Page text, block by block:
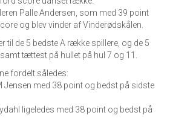
Palle Andersen, som med 39 point
og blev vinder af Vinderødskålen.
til de 5 bedste A række spillere, og de 5
tættest på hullet på hul 7 og 11.
fordelt således:
Jensen med 38 point og bedst på sidste
ligeledes med 38 point og bedst på